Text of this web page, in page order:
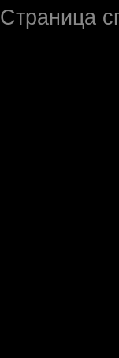
Страница